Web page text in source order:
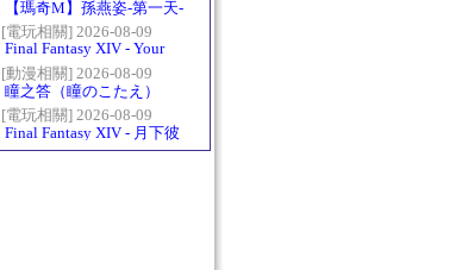
【瑪奇M】孫燕姿-第一天-
精修版
[電玩相關] 2026-08-09
Final Fantasy XIV - Your
Answer
[動漫相關] 2026-08-09
瞳之答（瞳のこたえ）
[電玩相關] 2026-08-09
Final Fantasy XIV - 月下彼
岸花 ～蛮神ツクヨミ討滅